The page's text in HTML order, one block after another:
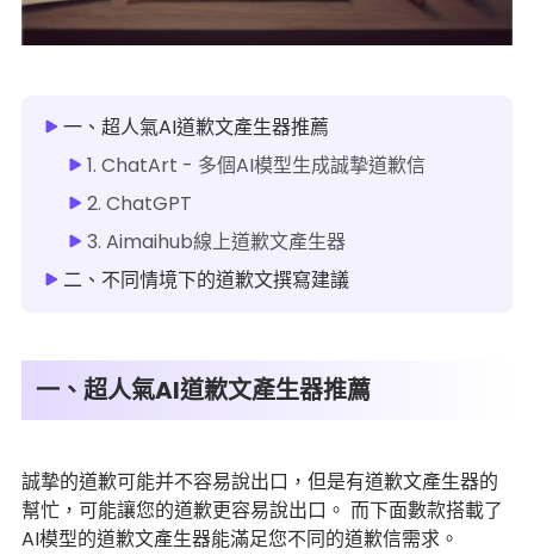
一、超人氣AI道歉文產生器推薦
1. ChatArt - 多個AI模型生成誠摯道歉信
2. ChatGPT
3. Aimaihub線上道歉文產生器
二、不同情境下的道歉文撰寫建議
一、超人氣AI道歉文產生器推薦
誠摯的道歉可能并不容易說出口，但是有道歉文產生器的
幫忙，可能讓您的道歉更容易說出口。 而下面數款搭載了
AI模型的道歉文產生器能滿足您不同的道歉信需求。